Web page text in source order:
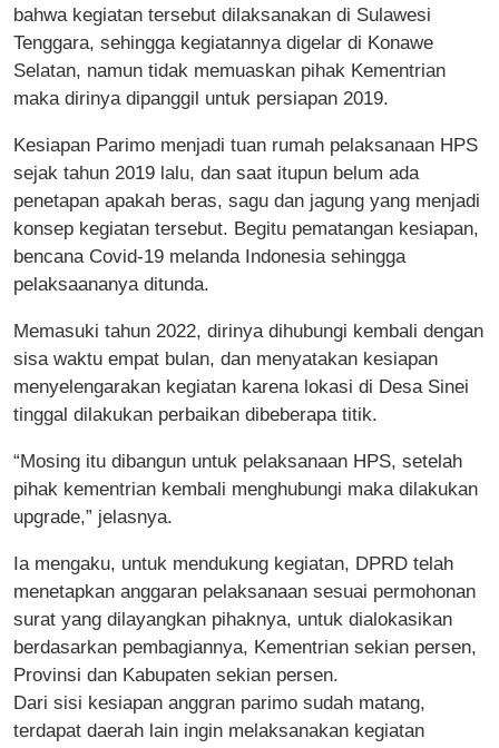
bahwa kegiatan tersebut dilaksanakan di Sulawesi
Tenggara, sehingga kegiatannya digelar di Konawe
Selatan, namun tidak memuaskan pihak Kementrian
maka dirinya dipanggil untuk persiapan 2019.
Kesiapan Parimo menjadi tuan rumah pelaksanaan HPS
sejak tahun 2019 lalu, dan saat itupun belum ada
penetapan apakah beras, sagu dan jagung yang menjadi
konsep kegiatan tersebut. Begitu pematangan kesiapan,
bencana Covid-19 melanda Indonesia sehingga
pelaksaananya ditunda.
Memasuki tahun 2022, dirinya dihubungi kembali dengan
sisa waktu empat bulan, dan menyatakan kesiapan
menyelengarakan kegiatan karena lokasi di Desa Sinei
tinggal dilakukan perbaikan dibeberapa titik.
“Mosing itu dibangun untuk pelaksanaan HPS, setelah
pihak kementrian kembali menghubungi maka dilakukan
upgrade,” jelasnya.
Ia mengaku, untuk mendukung kegiatan, DPRD telah
menetapkan anggaran pelaksanaan sesuai permohonan
surat yang dilayangkan pihaknya, untuk dialokasikan
berdasarkan pembagiannya, Kementrian sekian persen,
Provinsi dan Kabupaten sekian persen.
Dari sisi kesiapan anggran parimo sudah matang,
terdapat daerah lain ingin melaksanakan kegiatan